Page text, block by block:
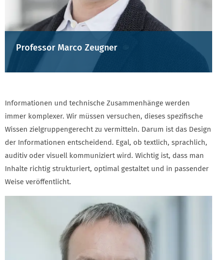
Professor Marco Zeugner
Informationen und technische Zusammenhänge werden
immer komplexer. Wir müssen versuchen, dieses spezifische
Wissen zielgruppengerecht zu vermitteln. Darum ist das Design
der Informationen entscheidend. Egal, ob textlich, sprachlich,
auditiv oder visuell kommuniziert wird. Wichtig ist, dass man
Inhalte richtig strukturiert, optimal gestaltet und in passender
Weise veröffentlicht.